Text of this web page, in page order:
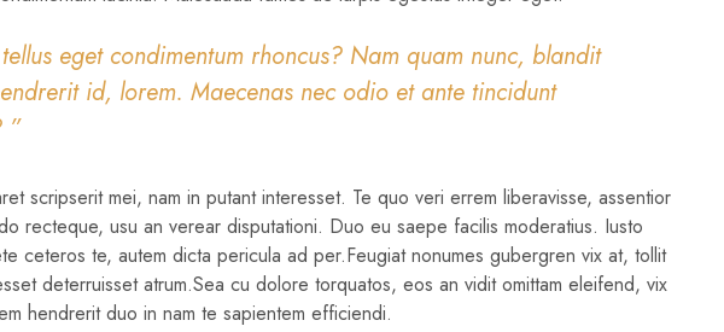
eget condimentum rhoncus? Nam quam nunc, blandit
id, lorem. Maecenas nec odio et ante tincidunt
”
scripserit mei, nam in putant interesset. Te quo veri errem liberavisse, assentior
recteque, usu an verear disputationi. Duo eu saepe facilis moderatius. Iusto
ceteros te, autem dicta pericula ad per.Feugiat nonumes gubergren vix at, tollit
deterruisset atrum.Sea cu dolore torquatos, eos an vidit omittam eleifend, vix
hendrerit duo in nam te sapientem efficiendi.